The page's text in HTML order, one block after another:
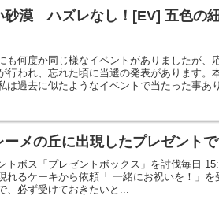
砂漠 ハズレなし！[EV] 五色の
も何度か同じ様なイベントがありましたが
行われ、忘れた頃に当選の発表があります
は過去に似たようなイベントで当たった事あ
ーメの丘に出現したプレゼント
トボス「プレゼントボックス」を討伐毎日
れるケーキから依頼「 一緒にお祝いを！」
、必ず受けておきたいと...